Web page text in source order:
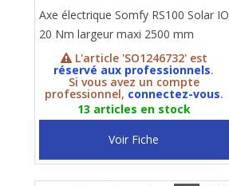
Axe électrique Somfy RS100 Solar IO
20 Nm largeur maxi 2500 mm
L'article 'SO1246732' est
réservé aux professionnels.
Si vous avez un compte
professionnel, connectez-vous.
13 articles en stock
Voir Fiche